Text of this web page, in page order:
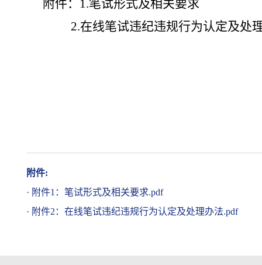
附件：1.笔试形式及相关要求
2.在线笔试违纪违规行为认定及处
附件:
· 附件1：笔试形式及相关要求.pdf
· 附件2：在线笔试违纪违规行为认定及处理办法.pdf